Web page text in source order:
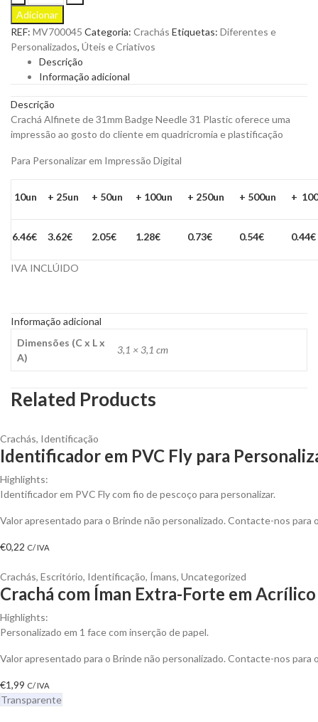
Alfinete
31mm
Personalizado
quantity
Adicionar
REF: MV700045 Categoria: Crachás Etiquetas: Diferentes e
Personalizados, Úteis e Criativos
Descrição
Informação adicional
Descrição
Crachá Alfinete de 31mm Badge Needle 31 Plastic oferece uma
impressão ao gosto do cliente em quadricromia e plastificação
Para Personalizar em Impressão Digital
10un + 25un + 50un + 100un + 250un + 500un +
6.46€ 3.62€ 2.05€ 1.28€ 0.73€ 0.54€ 0.44€
IVA INCLÚIDO
Informação adicional
Dimensões (C x L x
A)
3,1 × 3,1 cm
Related Products
Crachás, Identificação
Identificador em PVC Fly para
Highlights:
Identificador em PVC Fly com fio de pescoço para personalizar.
Valor apresentado para o Brinde não personalizado. Contacte-nos
€0,22 C/ IVA
Crachás, Escritório, Identificação, Ímans, Uncategorized
Crachá com Íman Extra-Forte em
Highlights:
Personalizado em 1 face com inserção de papel.
Valor apresentado para o Brinde não personalizado. Contacte-nos
€1,99 C/ IVA
Transparente